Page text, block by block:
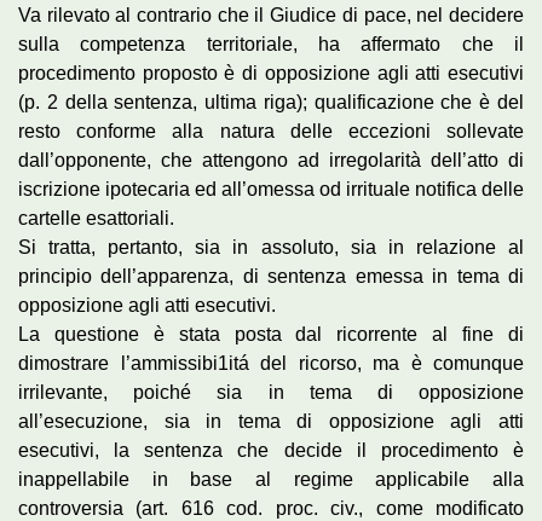
Va rilevato al contrario che il Giudice di pace, nel decidere
sulla competenza territoriale, ha affermato che il
procedimento proposto è di opposizione agli atti esecutivi
(p. 2 della sentenza, ultima riga); qualificazione che è del
resto conforme alla natura delle eccezioni sollevate
dall’opponente, che attengono ad irregolarità dell’atto di
iscrizione ipotecaria ed all’omessa od irrituale notifica delle
cartelle esattoriali.
Si tratta, pertanto, sia in assoluto, sia in relazione al
principio dell’apparenza, di sentenza emessa in tema di
opposizione agli atti esecutivi.
La questione è stata posta dal ricorrente al fine di
dimostrare l’ammissibi1itá del ricorso, ma è comunque
irrilevante, poiché sia in tema di opposizione
all’esecuzione, sia in tema di opposizione agli atti
esecutivi, la sentenza che decide il procedimento è
inappellabile in base al regime applicabile alla
controversia (art. 616 cod. proc. civ., come modificato